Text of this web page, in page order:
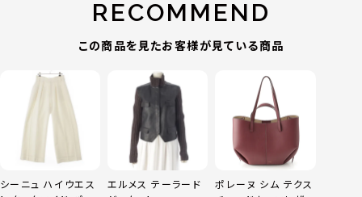
RECOMMEND
この商品を見たお客様が見ている商品
シーニュ ハイウエス
エルメス テーラード
ポレーヌ シム テクス